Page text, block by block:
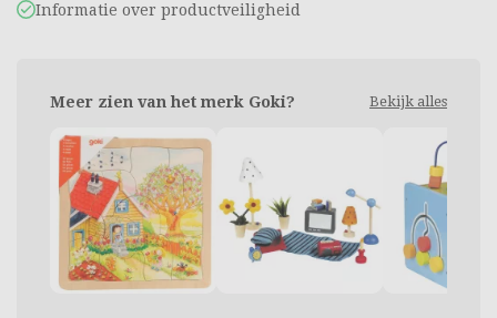
Informatie over productveiligheid
Meer zien van het merk Goki? Bekijk alles